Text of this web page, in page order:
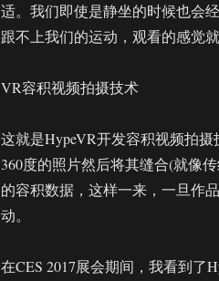
适。我们即使是静坐的时候也会
跟不上我们的运动，观看的感觉
VR容积视频拍摄技术
这就是HypeVR开发容积视频拍
360度的照片然后将其缝合(就像
的容积数据，这样一来，一旦作
动。
在CES 2017展会期间，我看到了